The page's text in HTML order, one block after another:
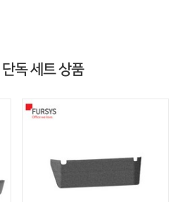
독 세트 상품